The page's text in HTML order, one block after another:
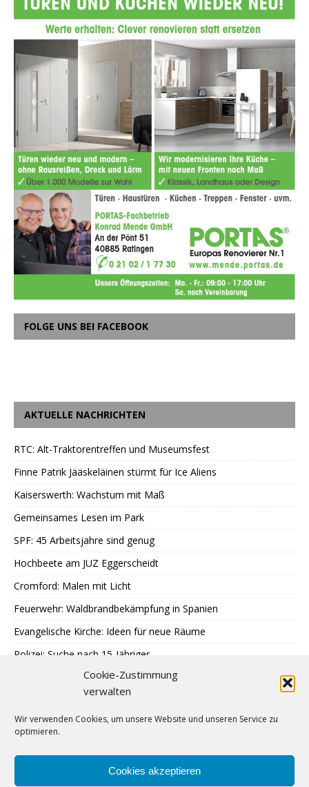
Cookie-Zustimmung
verwalten
Wir verwenden Cookies, um unsere Website und unseren Service zu
optimieren.
Cookies akzeptieren
FOLGE UNS BEI FACEBOOK
AKTUELLE NACHRICHTEN
RTC: Alt-Traktorentreffen und Museumsfest
Finne Patrik Jääskeläinen stürmt für Ice Aliens
Kaiserswerth: Wachstum mit Maß
Gemeinsames Lesen im Park
SPF: 45 Arbeitsjahre sind genug
Hochbeete am JUZ Eggerscheidt
Cromford: Malen mit Licht
Feuerwehr: Waldbrandbekämpfung in Spanien
Evangelische Kirche: Ideen für neue Räume
Polizei: Suche nach 15-Jähriger
A40: Nach Fahrzeugbrand Sperrung
MercatorJazz im September
Breitscheid feiert 13. Schlossfest
SPD: Trauer um Klaus Hänsch